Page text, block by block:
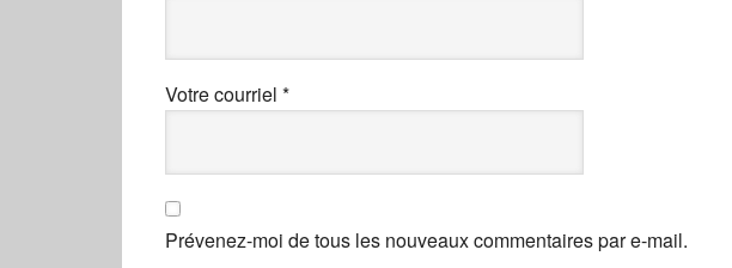
Votre courriel *
Prévenez-moi de tous les nouveaux commentaires par e-mail.